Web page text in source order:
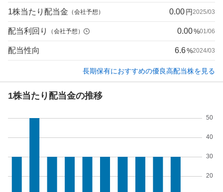
1株当たり配当金 （会社予想） 0.00円 2025/03
配当利回り （会社予想） 0.00%01/06
配当性向 6.6%2024/03
長期保有におすすめの優良高配当株を見る
1株当たり配当金の推移